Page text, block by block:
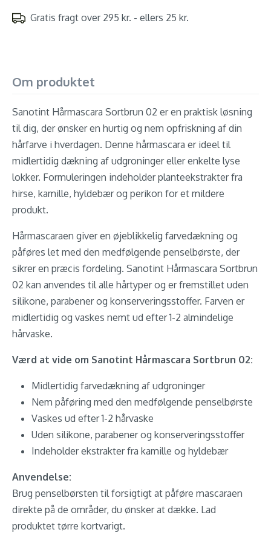
Gratis fragt over 295 kr. - ellers 25 kr.
Om produktet
Sanotint Hårmascara Sortbrun 02 er en praktisk løsning
til dig, der ønsker en hurtig og nem opfriskning af din
hårfarve i hverdagen. Denne hårmascara er ideel til
midlertidig dækning af udgroninger eller enkelte lyse
lokker. Formuleringen indeholder planteekstrakter fra
hirse, kamille, hyldebær og perikon for et mildere
produkt.
Hårmascaraen giver en øjeblikkelig farvedækning og
påføres let med den medfølgende penselbørste, der
sikrer en præcis fordeling. Sanotint Hårmascara Sortbrun
02 kan anvendes til alle hårtyper og er fremstillet uden
silikone, parabener og konserveringsstoffer. Farven er
midlertidig og vaskes nemt ud efter 1-2 almindelige
hårvaske.
Værd at vide om Sanotint Hårmascara Sortbrun 02:
Midlertidig farvedækning af udgroninger
Nem påføring med den medfølgende penselbørste
Vaskes ud efter 1-2 hårvaske
Uden silikone, parabener og konserveringsstoffer
Indeholder ekstrakter fra kamille og hyldebær
Anvendelse:
Brug penselbørsten til forsigtigt at påføre mascaraen
direkte på de områder, du ønsker at dække. Lad
produktet tørre kortvarigt.